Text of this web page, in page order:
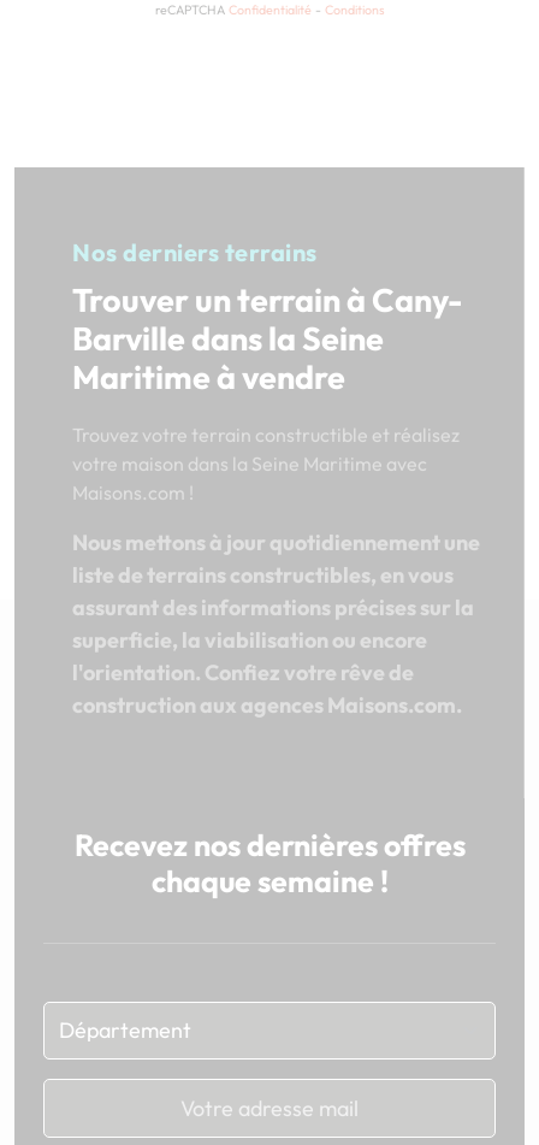
reCAPTCHA Confidentialité - Conditions
Nos derniers terrains
Trouver un terrain à Cany-
Barville dans la Seine
Maritime à vendre
Trouvez votre terrain constructible et réalisez
votre maison dans la Seine Maritime avec
Maisons.com !
Nous mettons à jour quotidiennement une
liste de terrains constructibles, en vous
assurant des informations précises sur la
superficie, la viabilisation ou encore
l'orientation. Confiez votre rêve de
construction aux agences Maisons.com.
Recevez nos dernières offres
chaque semaine !
Chargement...